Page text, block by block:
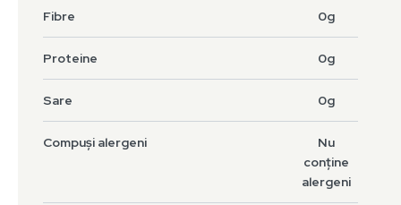
Fibre 0g
Proteine 0g
Sare 0g
Compuși alergeni
Nu
conține
alergeni